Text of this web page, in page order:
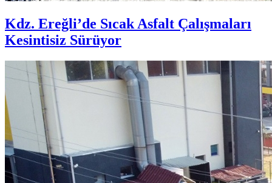
Kdz. Ereğli’de Sıcak Asfalt Çalışmaları
Kesintisiz Sürüyor